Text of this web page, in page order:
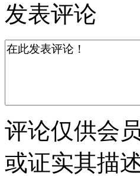
发表评论
评论仅供会
或证实其描